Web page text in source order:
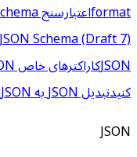
formatاعتبارسنج JSON Schema
JSON Schema (Draft 7) اعتبارسنجی کنید
JSON
کنیدتبدیل JSON به TOML
JSON را به فرمت TOML تبدیل کنید
JSON